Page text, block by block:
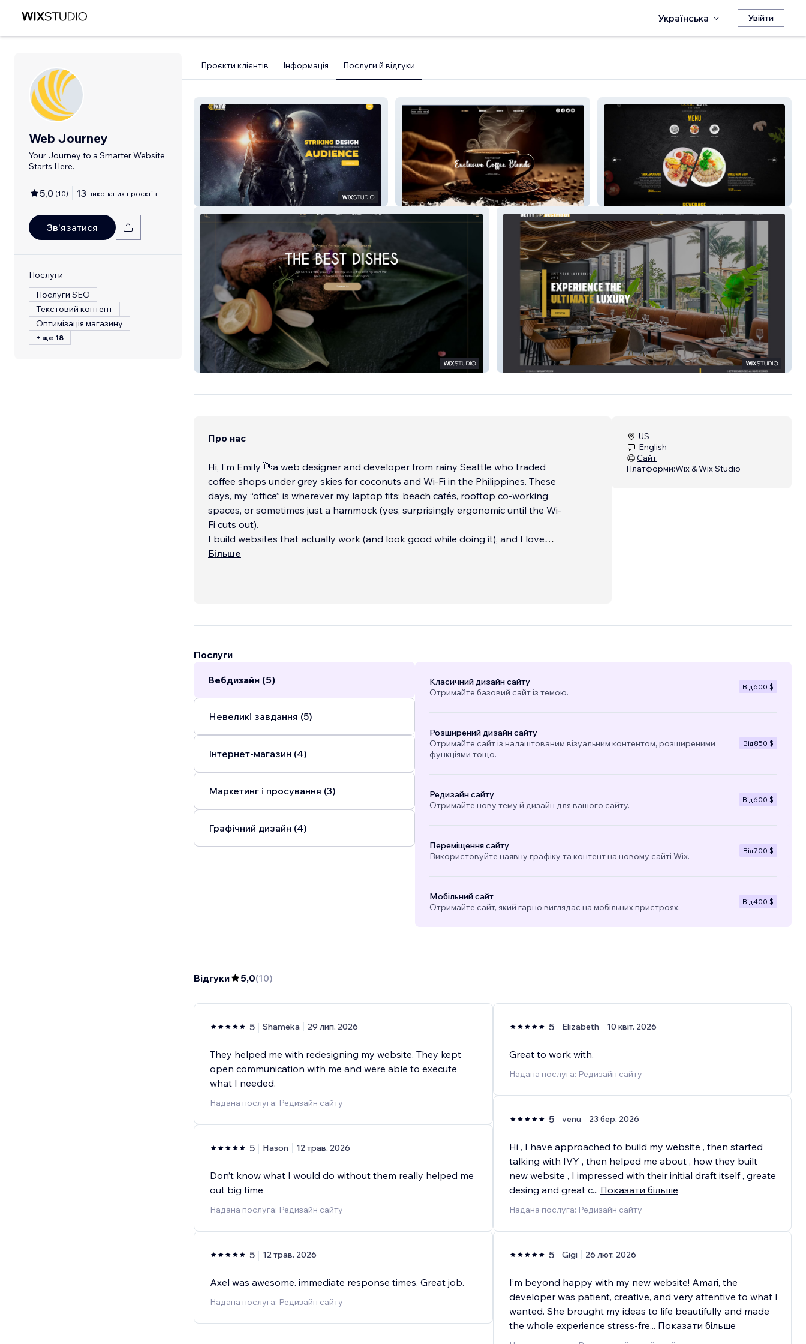
Українська Увійти
Web Journey
Your Journey to a Smarter Website
Starts Here.
5,0 (10) 13 виконаних проєктів
Зв'язатися
Послуги
Послуги SEO
Текстовий контент
Оптимізація магазину
+ ще 18
Проєкти клієнтів Інформація Послуги й відгуки
Web Journey The Java Club Good Tasteee
Restaurant Website DDLUX
Про нас
Hi, I’m Emily 👋a web designer and developer from rainy Seattle who traded
coffee shops under grey skies for coconuts and Wi-Fi in the Philippines. These
days, my “office” is wherever my laptop fits: beach cafés, rooftop co-working
spaces, or sometimes just a hammock (yes, surprisingly ergonomic until the Wi-
Fi cuts out).
I build websites that actually work (and look good while doing it), and I love
mixing clean desi
Більше
US
English
Сайт
Платформи:Wix & Wix Studio
Послуги
Вебдизайн (5)
Невеликі завдання (5)
Інтернет-магазин (4)
Маркетинг і просування (3)
Графічний дизайн (4)
Класичний дизайн сайту
Отримайте базовий сайт із темою.
Від600 $
Розширений дизайн сайту
Отримайте сайт із налаштованим візуальним контентом, розширеними
функціями тощо.
Від850 $
Редизайн сайту
Отримайте нову тему й дизайн для вашого сайту.
Від600 $
Переміщення сайту
Використовуйте наявну графіку та контент на новому сайті Wix.
Від700 $
Мобільний сайт
Отримайте сайт, який гарно виглядає на мобільних пристроях.
Від400 $
Відгуки 5,0(10)
5 Shameka 29 лип. 2026
They helped me with redesigning my website. They kept
open communication with me and were able to execute
what I needed.
Надана послуга: Редизайн сайту
5 Hason 12 трав. 2026
Don’t know what I would do without them really helped me
out big time
Надана послуга: Редизайн сайту
5 12 трав. 2026
Axel was awesome. immediate response times. Great job.
Надана послуга: Редизайн сайту
5 Elizabeth 10 квіт. 2026
Great to work with.
Надана послуга: Редизайн сайту
5 venu 23 бер. 2026
Hi , I have approached to build my website , then started
talking with IVY , then helped me about , how they built
new website , I impressed with their initial draft itself , greate
desing and great c... Показати більше
Надана послуга: Редизайн сайту
5 Gigi 26 лют. 2026
I’m beyond happy with my new website! Amari, the
developer was patient, creative, and very attentive to what I
wanted. She brought my ideas to life beautifully and made
the whole experience stress-fre... Показати більше